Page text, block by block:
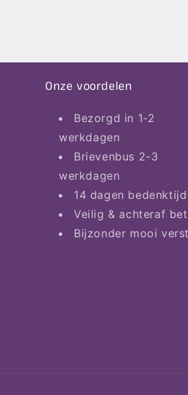
Onze voordelen
Bezorgd in 1-2
werkdagen
Brievenbus 2-3
werkdagen
14 dagen bedenktijd
Veilig & achteraf
Bijzonder mooi